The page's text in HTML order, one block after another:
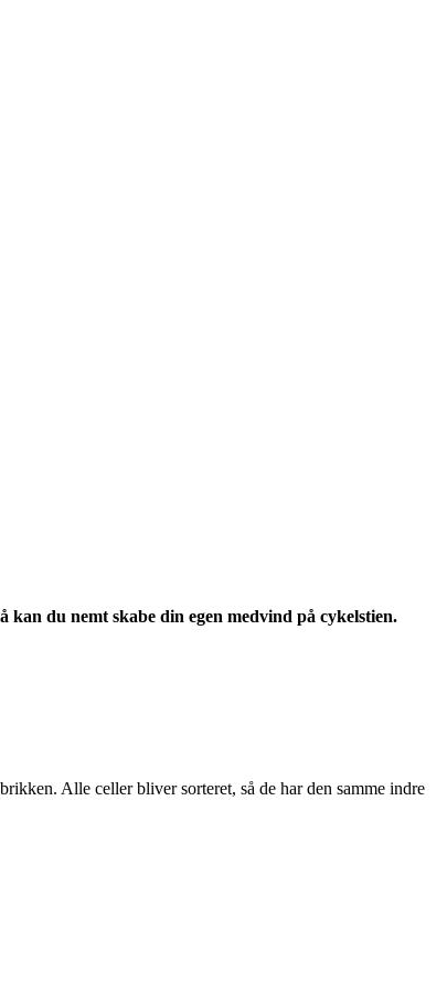
du nemt skabe din egen medvind på cykelstien.
Alle celler bliver sorteret, så de har den samme indre